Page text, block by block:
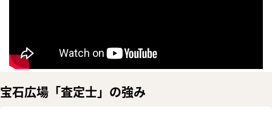
宝石広場「査定士」の強み